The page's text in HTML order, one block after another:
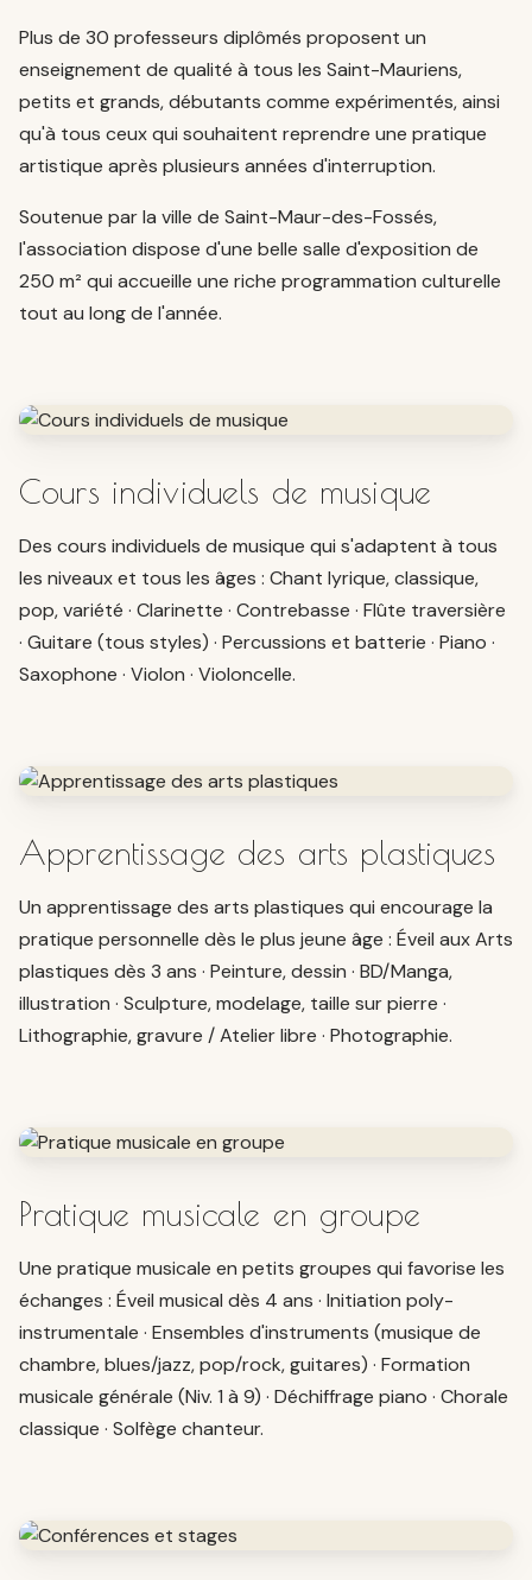
Plus de 30 professeurs diplômés proposent un
enseignement de qualité à tous les Saint-Mauriens,
petits et grands, débutants comme expérimentés, ainsi
qu'à tous ceux qui souhaitent reprendre une pratique
artistique après plusieurs années d'interruption.
Soutenue par la ville de Saint-Maur-des-Fossés,
l'association dispose d'une belle salle d'exposition de
250 m² qui accueille une riche programmation culturelle
tout au long de l'année.
Cours individuels de musique
Des cours individuels de musique qui s'adaptent à tous
les niveaux et tous les âges : Chant lyrique, classique,
pop, variété · Clarinette · Contrebasse · Flûte traversière
· Guitare (tous styles) · Percussions et batterie · Piano ·
Saxophone · Violon · Violoncelle.
Apprentissage des arts plastiques
Un apprentissage des arts plastiques qui encourage la
pratique personnelle dès le plus jeune âge : Éveil aux Arts
plastiques dès 3 ans · Peinture, dessin · BD/Manga,
illustration · Sculpture, modelage, taille sur pierre ·
Lithographie, gravure / Atelier libre · Photographie.
Pratique musicale en groupe
Une pratique musicale en petits groupes qui favorise les
échanges : Éveil musical dès 4 ans · Initiation poly-
instrumentale · Ensembles d'instruments (musique de
chambre, blues/jazz, pop/rock, guitares) · Formation
musicale générale (Niv. 1 à 9) · Déchiffrage piano · Chorale
classique · Solfège chanteur.